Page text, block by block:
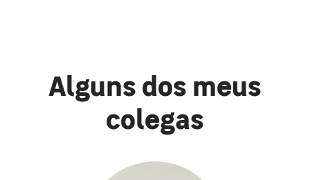
Alguns dos meus
colegas